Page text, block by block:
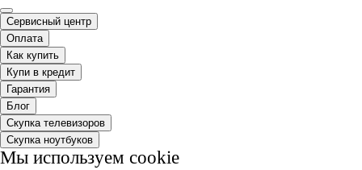
Сервисный центр
Оплата
Как купить
Купи в кредит
Гарантия
Блог
Скупка телевизоров
Скупка ноутбуков
Мы используем cookie